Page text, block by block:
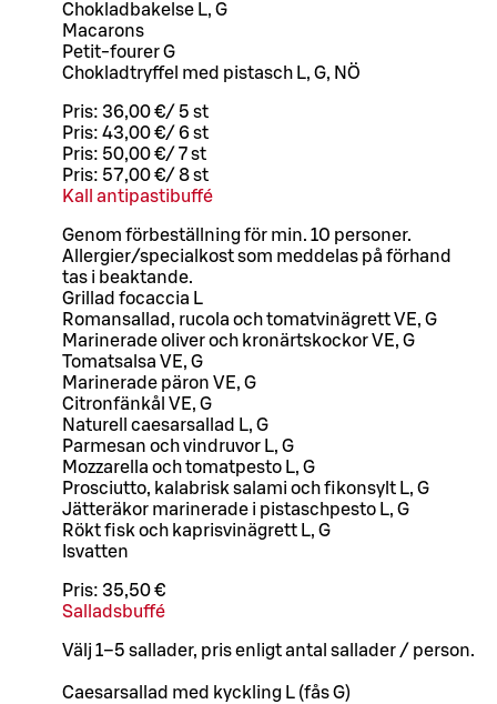
Chokladbakelse L, G
Macarons
Petit-fourer G
Chokladtryffel med pistasch L, G, NÖ
Pris: 36,00 €/ 5 st
Pris: 43,00 €/ 6 st
Pris: 50,00 €/ 7 st
Pris: 57,00 €/ 8 st
Kall antipastibuffé
Genom förbeställning för min. 10 personer.
Allergier/specialkost som meddelas på förhand
tas i beaktande.
Grillad focaccia L
Romansallad, rucola och tomatvinägrett VE, G
Marinerade oliver och kronärtskockor VE, G
Tomatsalsa VE, G
Marinerade päron VE, G
Citronfänkål VE, G
Naturell caesarsallad L, G
Parmesan och vindruvor L, G
Mozzarella och tomatpesto L, G
Prosciutto, kalabrisk salami och fikonsylt L, G
Jätteräkor marinerade i pistaschpesto L, G
Rökt fisk och kaprisvinägrett L, G
Isvatten
Pris: 35,50 €
Salladsbuffé
Välj 1–5 sallader, pris enligt antal sallader / person.
Caesarsallad med kyckling L (fås G)